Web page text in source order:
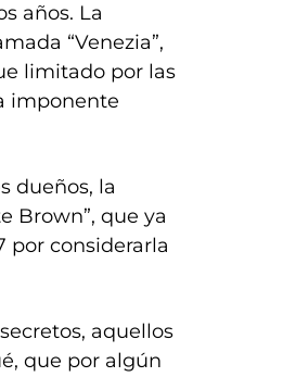
años. La
“Venezia”,
limitado por las
imponente
dueños, la
Brown”, que ya
por considerarla
aquellos
que por algún